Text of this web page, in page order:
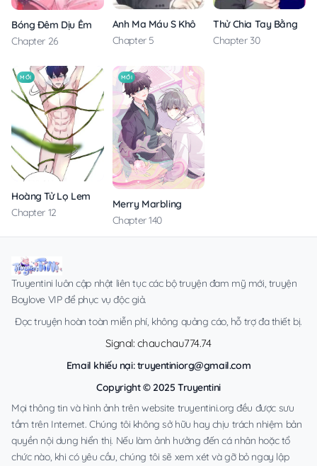
Bóng Đêm Dịu Êm
Chapter 26
Anh Ma Máu S Không Cho Tôi Ngủ Yên
Chapter 5
Thử Chia Tay Bằng
Chapter 30
MỚI
Hoàng Tử Lọ Lem
Chapter 12
MỚI
Merry Marbling
Chapter 140
Truyentini luôn cập nhật liên tục các bộ truyện đam mỹ mới, truyện
Boylove VIP để phục vụ độc giả.
Đọc truyện hoàn toàn miễn phí, không quảng cáo, hỗ trợ đa thiết bị.
Signal: chauchau774.74
Email khiếu nại:truyentiniorg@gmail.com
Copyright © 2025 Truyentini
Mọi thông tin và hình ảnh trên website truyentini.org đều được sưu
tầm trên Internet. Chúng tôi không sở hữu hay chịu trách nhiệm bản
quyền nội dung hiển thị. Nếu làm ảnh hưởng đến cá nhân hoặc tổ
chức nào, khi có yêu cầu, chúng tôi sẽ xem xét và gỡ bỏ ngay lập